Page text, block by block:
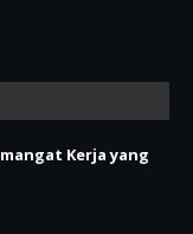
Kerja yang